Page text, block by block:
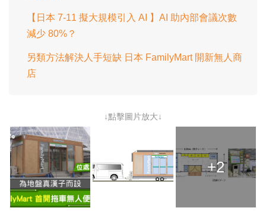
【日本 7-11 擬大規模引入 AI 】AI 助內部會議次數
減少 80%？
另類方法解決人手短缺 日本 FamilyMart 開新無人商
店
↓點擊圖片放大↓
+2